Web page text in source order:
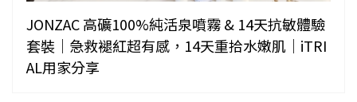
JONZAC 高礦100%純活泉噴霧 & 14天抗敏體驗
套裝｜急救褪紅超有感，14天重拾水嫩肌｜iTRI
AL用家分享